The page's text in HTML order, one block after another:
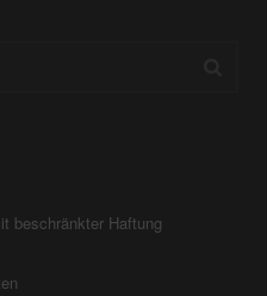
beschränkter Haftung